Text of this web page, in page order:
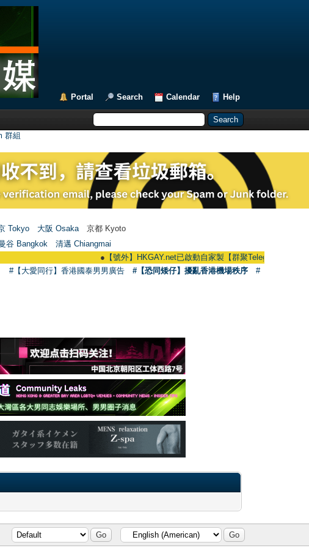
Portal Search Calendar Help
群組
Tokyo 大阪 Osaka 京都 Kyoto
谷 Bangkok
清邁 Chiangmai
【號外】HKGAY.net已啟動自家製【群聚Telegram群組】
#【大愛同行】香港國泰男男廣告 #【恐同矮仔】擾亂香港機場秩序
#